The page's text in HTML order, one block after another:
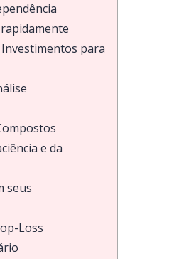
para
e da
seus
Loss